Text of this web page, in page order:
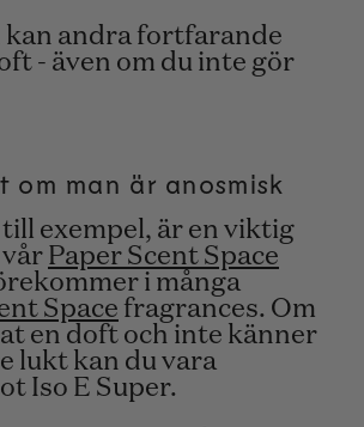
kan andra fortfarande
- även om du inte gör
om man är anosmisk
till exempel, är en viktig
Paper Scent Space
i många
Space fragrances. Om
en doft och inte känner
lukt kan du vara
Iso E Super.